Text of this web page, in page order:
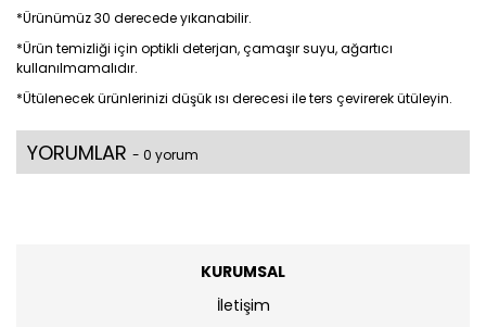
*Ürünümüz 30 derecede yıkanabilir.
*Ürün temizliği için optikli deterjan, çamaşır suyu, ağartıcı
kullanılmamalıdır.
*Ütülenecek ürünlerinizi düşük ısı derecesi ile ters çevirerek ütüleyin.
YORUMLAR - 0 yorum
KURUMSAL
İletişim